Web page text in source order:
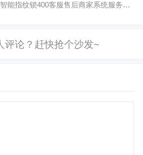
智能指纹锁400客服售后商家系统服务电